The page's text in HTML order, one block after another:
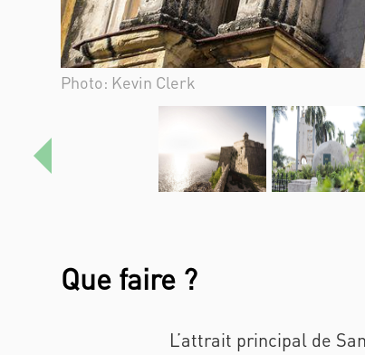
Photo: Kevin Clerk
Anterior
Que faire ?
L’attrait principal de